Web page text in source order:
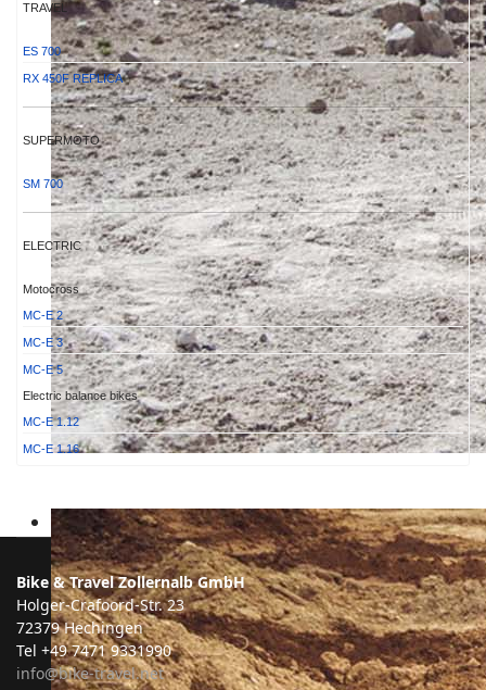
TRAVEL
ES 700
RX 450F REPLICA
SUPERMOTO
SM 700
ELECTRIC
Motocross
MC-E 2
MC-E 3
MC-E 5
Electric balance bikes
MC-E 1.12
MC-E 1.16
Bike & Travel Zollernalb GmbH
Holger-Crafoord-Str. 23
72379 Hechingen
Tel +49 7471 9331990
info@bike-travel.net